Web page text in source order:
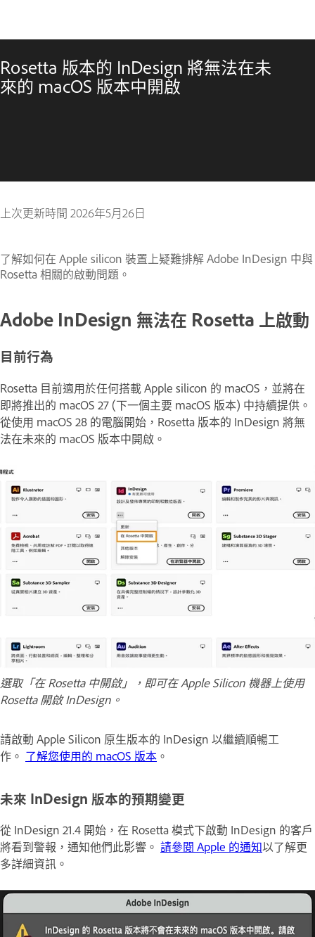
Rosetta 版本的 InDesign 將無法在未
來的 macOS 版本中開啟
上次更新時間 2026年5月26日
了解如何在 Apple silicon 裝置上疑難排解 Adobe InDesign 中與
Rosetta 相關的啟動問題。
Adobe InDesign 無法在 Rosetta 上啟動
目前行為
Rosetta 目前適用於任何搭載 Apple silicon 的 macOS，並將在
即將推出的 macOS 27 (下一個主要 macOS 版本) 中持續提供。
從使用 macOS 28 的電腦開始，Rosetta 版本的 InDesign 將無
法在未來的 macOS 版本中開啟。
選取「在 Rosetta 中開啟」，即可在 Apple Silicon 機器上使用
Rosetta 開啟 InDesign。
請啟動 Apple Silicon 原生版本的 InDesign 以繼續順暢工
作。 了解您使用的 macOS 版本 。
未來 InDesign 版本的預期變更
從 InDesign 21.4 開始，在 Rosetta 模式下啟動 InDesign 的客戶
將看到警報，通知他們此影響。 請參閱 Apple 的通知以了解更
多詳細資訊。